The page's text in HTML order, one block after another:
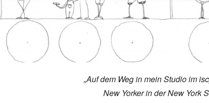
„Auf dem Weg in mein Studio im
New Yorker in der New York